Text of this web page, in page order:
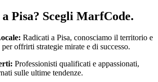
Pisa? Scegli MarfCode.
Radicati a Pisa, conosciamo il territorio e
offrirti strategie mirate e di successo.
Professionisti qualificati e appassionati,
sulle ultime tendenze.